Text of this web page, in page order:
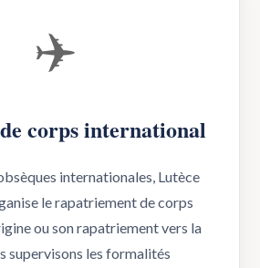
✈️
corps international
internationales, Lutèce
le rapatriement de corps
ou son rapatriement vers la
supervisons les formalités